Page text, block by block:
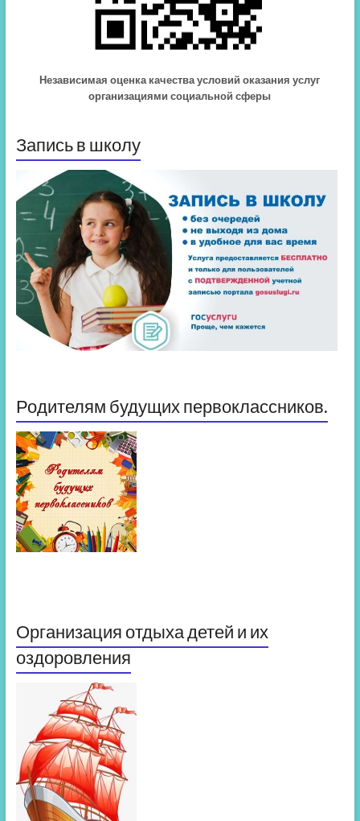
Независимая оценка качества условий оказания услуг
организациями социальной сферы
Запись в школу
Родителям будущих первоклассников.
Организация отдыха детей и их
оздоровления